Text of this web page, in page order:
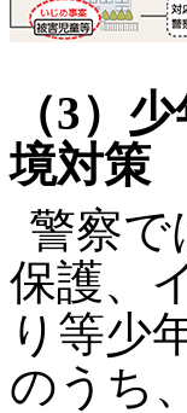
（3）
境対策
警察で
保護、
り等少
のうち